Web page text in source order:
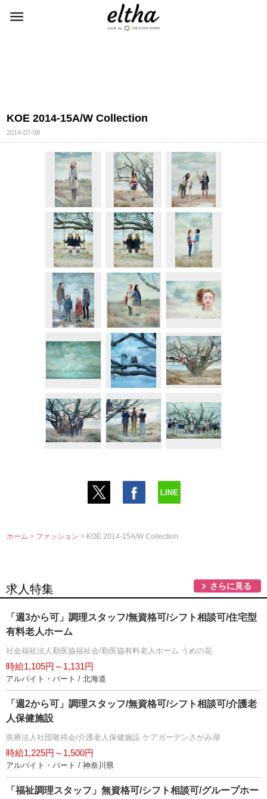
KOE 2014-15A/W Collection
2014-07-08
ホーム > ファッション> KOE 2014-15A/W Collection
求人特集 さらに見る
「週3から可」調理スタッフ/無資格可/シフト相談可/住宅型
有料老人ホーム
社会福祉法人勤医協福祉会/勤医協有料老人ホーム うめの花
時給1,105円～1,131円
アルバイト・パート / 北海道
「週2から可」調理スタッフ/無資格可/シフト相談可/介護老
人保健施設
医療法人社団敬祥会/介護老人保健施設 ケアガーデンさがみ湖
時給1,225円～1,500円
アルバイト・パート / 神奈川県
「福祉調理スタッフ」無資格可/シフト相談可/グループホー